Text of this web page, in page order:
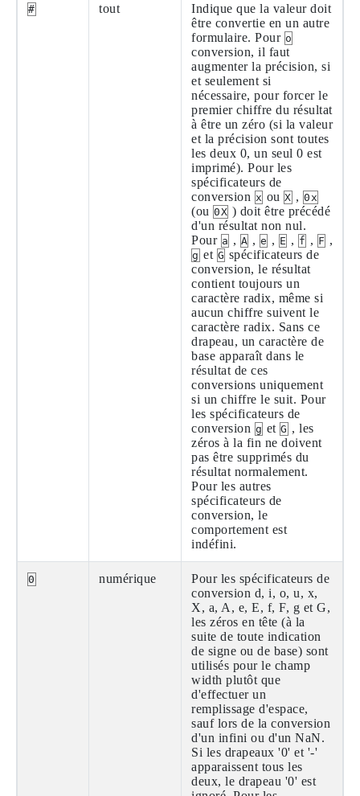
# tout
Indique que la valeur doit
être convertie en un autre
formulaire. Pour o
conversion, il faut
augmenter la précision, si
et seulement si
nécessaire, pour forcer le
premier chiffre du résultat
à être un zéro (si la valeur
et la précision sont toutes
les deux 0, un seul 0 est
imprimé). Pour les
spécificateurs de
conversion x ou X , 0x
(ou 0X ) doit être précédé
d'un résultat non nul.
Pour a , A , e , E , f , F ,
g et G spécificateurs de
conversion, le résultat
contient toujours un
caractère radix, même si
aucun chiffre suivent le
caractère radix. Sans ce
drapeau, un caractère de
base apparaît dans le
résultat de ces
conversions uniquement
si un chiffre le suit. Pour
les spécificateurs de
conversion g et G , les
zéros à la fin ne doivent
pas être supprimés du
résultat normalement.
Pour les autres
spécificateurs de
conversion, le
comportement est
indéfini.
0 numérique
Pour les spécificateurs de
conversion d, i, o, u, x,
X, a, A, e, E, f, F, g et G,
les zéros en tête (à la
suite de toute indication
de signe ou de base) sont
utilisés pour le champ
width plutôt que
d'effectuer un
remplissage d'espace,
sauf lors de la conversion
d'un infini ou d'un NaN.
Si les drapeaux '0' et '-'
apparaissent tous les
deux, le drapeau '0' est